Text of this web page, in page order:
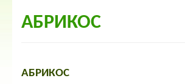
АБРИКОС
АБРИКОС